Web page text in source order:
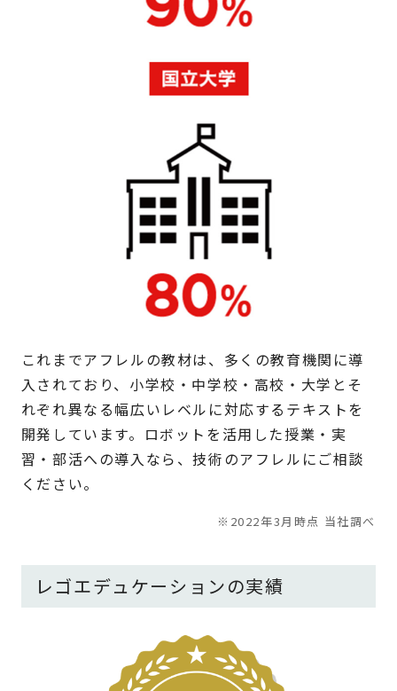
これまでアフレルの教材は、多くの教育機関に導
入されており、小学校・中学校・高校・大学とそ
れぞれ異なる幅広いレベルに対応するテキストを
開発しています。ロボットを活用した授業・実
習・部活への導入なら、技術のアフレルにご相談
ください。
※2022年3月時点 当社調べ
レゴエデュケーションの実績